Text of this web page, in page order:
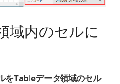
域内のセルに
をTableデータ領域のセル